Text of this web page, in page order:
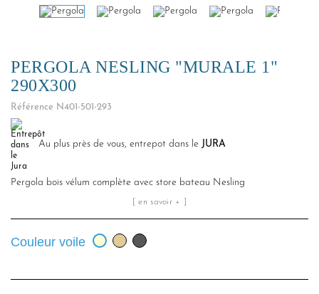
PERGOLA NESLING "MURALE 1"
290X300
Référence N401-501-293
Au plus près de vous, entrepot dans le JURA
Pergola bois vélum complète avec store bateau Nesling
[ en savoir + ]
Couleur voile CrèmeSable
du
Anthracite